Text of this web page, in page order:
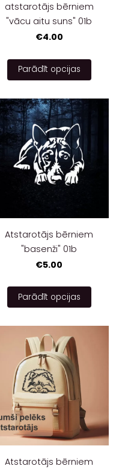
atstarotājs bērniem
"vācu aitu suns" 01b
€4.00
Parādīt opcijas
Atstarotājs bērniem
"basenži" 01b
€5.00
Parādīt opcijas
Atstarotājs bērniem